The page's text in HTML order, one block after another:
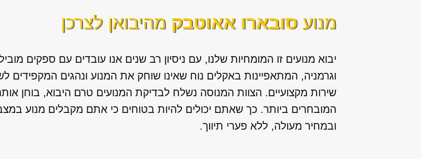
מנועסובארו אאוטבקמהיבואן לצרכן
יבוא מנועים זו המומחיות שלנו, עם ניסיון רב שנים אנו עובדים עם ספקים
וגרמניה, המתאפיינות באקלים נוח שאינו שוחק את המנוע ונהגים המקפידים
שירות מקצועיים. הצוות המנוסה נשלח לבדיקת המנועים טרם היבוא, בוחן
המובחרים ביותר. כך שאתם יכולים להיות בטוחים כי אתם מקבלים מנוע
ובמחיר מעולה, ללא פערי תיווך.